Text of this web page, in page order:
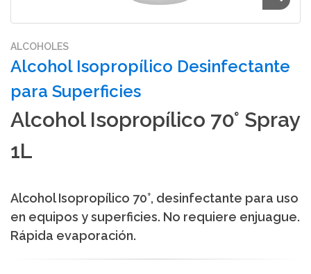
ALCOHOLES
Alcohol Isopropílico Desinfectante
para Superficies
Alcohol Isopropílico 70° Spray
1L
Alcohol Isopropílico 70°, desinfectante para uso
en equipos y superficies. No requiere enjuague.
Rápida evaporación.